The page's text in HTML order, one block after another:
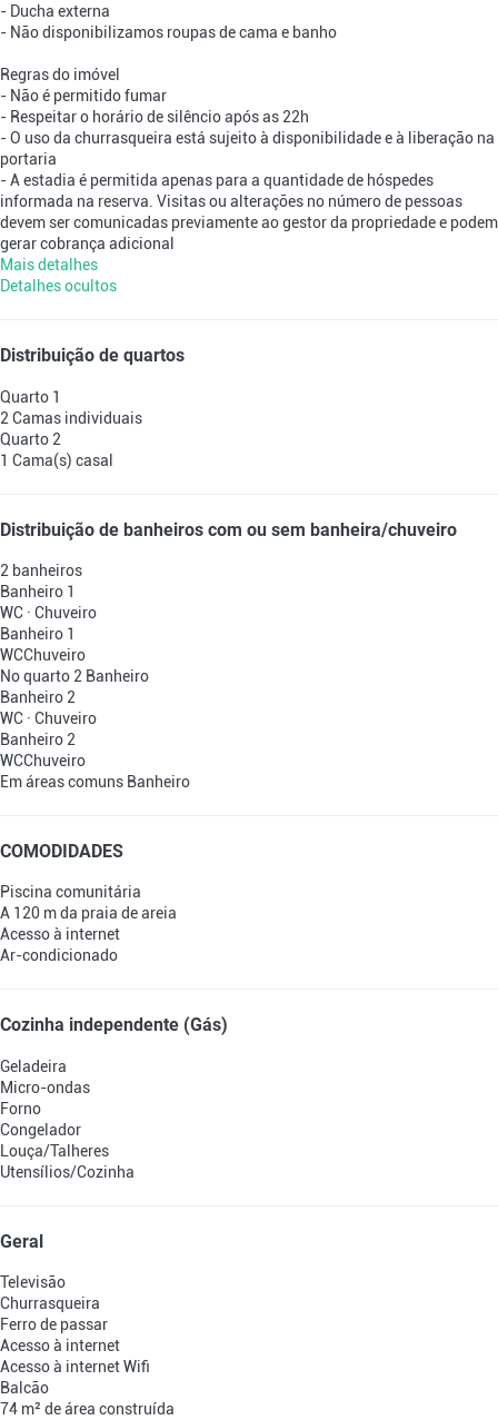
- Ducha externa
- Não disponibilizamos roupas de cama e banho
Regras do imóvel
- Não é permitido fumar
- Respeitar o horário de silêncio após as 22h
- O uso da churrasqueira está sujeito à disponibilidade e à liberação na
portaria
- A estadia é permitida apenas para a quantidade de hóspedes
informada na reserva. Visitas ou alterações no número de pessoas
devem ser comunicadas previamente ao gestor da propriedade e podem
gerar cobrança adicional
Mais detalhes
Detalhes ocultos
Distribuição de quartos
Quarto 1
2 Camas individuais
Quarto 2
1 Cama(s) casal
Distribuição de banheiros com ou sem banheira/chuveiro
2 banheiros
Banheiro 1
WC · Chuveiro
Banheiro 1
WCChuveiro
No quarto 2 Banheiro
Banheiro 2
WC · Chuveiro
Banheiro 2
WCChuveiro
Em áreas comuns Banheiro
COMODIDADES
Piscina comunitária
A 120 m da praia de areia
Acesso à internet
Ar-condicionado
Cozinha independente (Gás)
Geladeira
Micro-ondas
Forno
Congelador
Louça/Talheres
Utensílios/Cozinha
Geral
Televisão
Churrasqueira
Ferro de passar
Acesso à internet
Acesso à internetWifi
Balcão
74 m² de área construída